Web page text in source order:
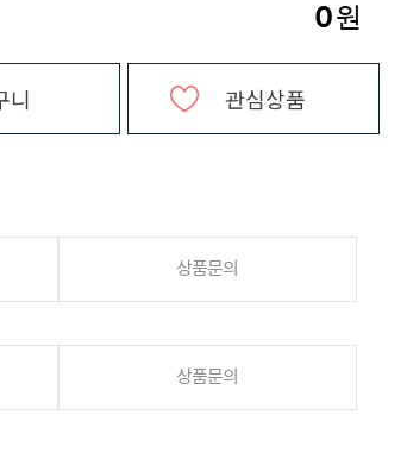
0원
니 관심상품
상품문의
상품문의